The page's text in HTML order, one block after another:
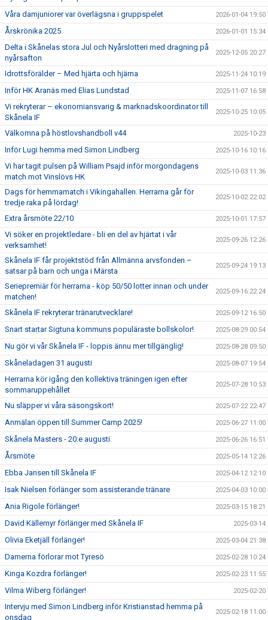
Våra damjuniorer var överlägsna i gruppspelet 2026-01-04 19:50
Årskrönika 2025 2026-01-01 15:34
Delta i Skånelas stora Jul och Nyårslotteri med dragning på
nyårsafton
2025-12-05 20:27
Idrottsförälder – Med hjärta och hjärna 2025-11-24 10:19
Inför HK Aranäs med Elias Lundstad 2025-11-07 16:58
Vi rekryterar – ekonomiansvarig & marknadskoordinator till
Skånela IF
2025-10-25 10:05
Välkomna på höstlovshandboll v44 2025-10-23
Inför Lugi hemma med Simon Lindberg 2025-10-16 10:16
Vi har tagit pulsen på William Psajd inför morgondagens
match mot Vinslövs HK
2025-10-03 11:36
Dags för hemmamatch i Vikingahallen. Herrarna går för
tredje raka på lördag!
2025-10-02 22:02
Extra årsmöte 22/10 2025-10-01 17:57
Vi söker en projektledare - bli en del av hjärtat i vår
verksamhet!
2025-09-26 12:26
Skånela IF får projektstöd från Allmänna arvsfonden –
satsar på barn och unga i Märsta
2025-09-24 19:13
Seriepremiär för herrarna - köp 50/50 lotter innan och under
matchen!
2025-09-16 22:24
Skånela IF rekryterar tränarutvecklare! 2025-09-12 16:50
Snart startar Sigtuna kommuns populäraste bollskolor! 2025-08-29 00:54
Nu gör vi vår Skånela IF - loppis ännu mer tillgänglig! 2025-08-28 09:50
Skåneladagen 31 augusti 2025-08-07 19:54
Herrarna kör igång den kollektiva träningen igen efter
sommaruppehållet
2025-07-28 10:53
Nu släpper vi våra säsongskort! 2025-07-22 22:47
Anmälan öppen till Summer Camp 2025! 2025-06-27 11:00
Skånela Masters - 20:e augusti 2025-06-26 16:51
Årsmöte 2025-05-14 12:26
Ebba Jansen till Skånela IF 2025-04-12 12:10
Isak Nielsen förlänger som assisterande tränare 2025-04-03 10:00
Ania Rigole förlänger! 2025-03-15 18:21
David Källemyr förlänger med Skånela IF 2025-03-14
Olivia Eketjäll förlänger! 2025-03-04 21:38
Damerna förlorar mot Tyresö 2025-02-28 10:24
Kinga Kozdra förlänger! 2025-02-23 11:55
Vilma Wiberg förlänger! 2025-02-20
Intervju med Simon Lindberg inför Kristianstad hemma på
onsdag
2025-02-18 11:00